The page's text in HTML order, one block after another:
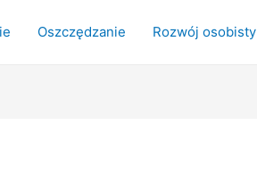
Oszczędzanie Rozwój osobisty